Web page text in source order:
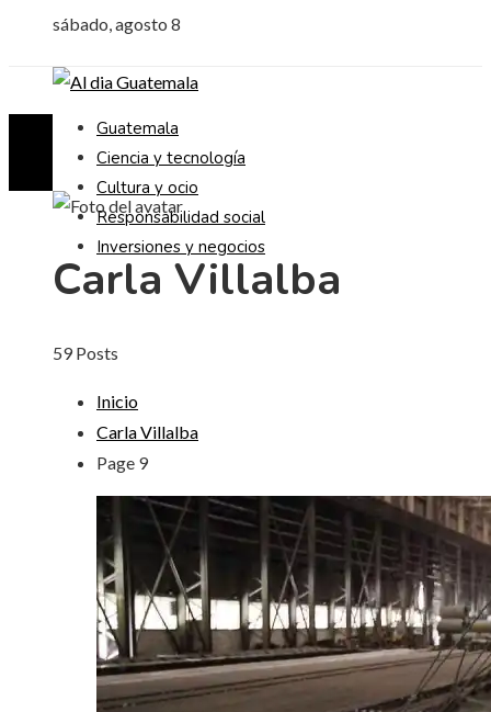
sábado, agosto 8
Guatemala
Ciencia y tecnología
Cultura y ocio
Responsabilidad social
Inversiones y negocios
Carla Villalba
59 Posts
Inicio
Carla Villalba
Page 9